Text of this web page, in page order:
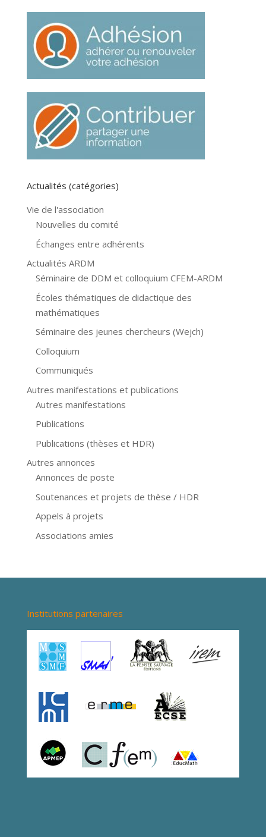
Actualités (catégories)
Vie de l'association
Nouvelles du comité
Échanges entre adhérents
Actualités ARDM
Séminaire de DDM et colloquium CFEM-ARDM
Écoles thématiques de didactique des
mathématiques
Séminaire des jeunes chercheurs (Wejch)
Colloquium
Communiqués
Autres manifestations et publications
Autres manifestations
Publications
Publications (thèses et HDR)
Autres annonces
Annonces de poste
Soutenances et projets de thèse / HDR
Appels à projets
Associations amies
Institutions partenaires